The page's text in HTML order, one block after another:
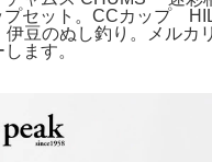
プセット。CCカップ
豆のぬし釣り。メルカ
ます。